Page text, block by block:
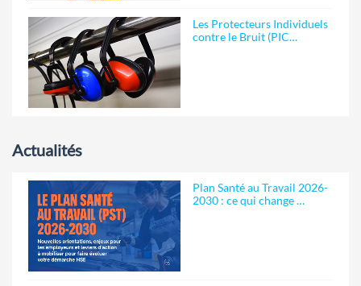
Les Protecteurs Individuels
contre le Bruit (PIC…
Actualités
Plan Santé au Travail 2026-
2030 : ce qui change …